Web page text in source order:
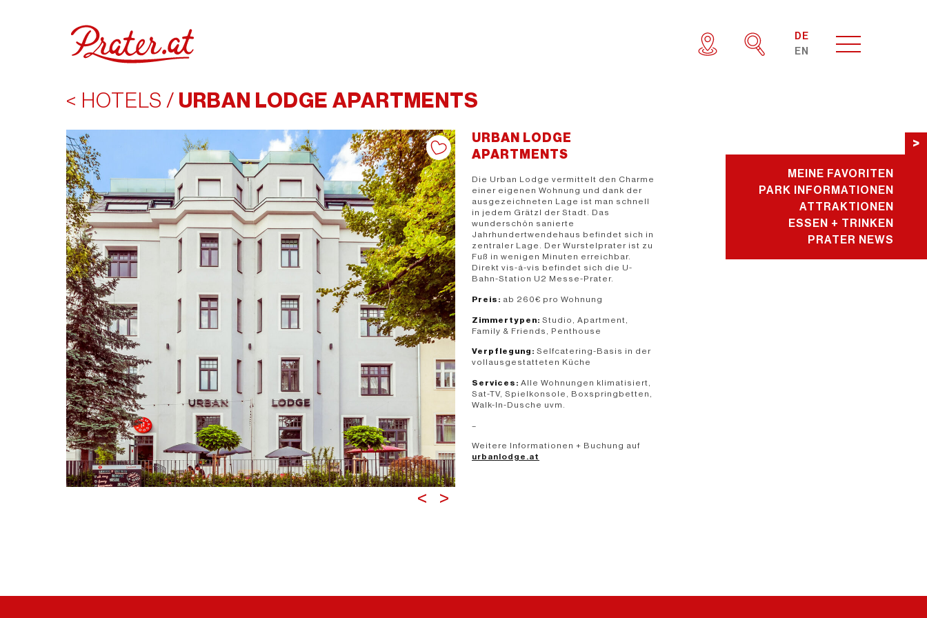
DE
EN
>
MEINE FAVORITEN
PARK INFORMATIONEN
ATTRAKTIONEN
ESSEN + TRINKEN
PRATER NEWS
< HOTELS / URBAN LODGE APARTMENTS
< >
URBAN LODGE
APARTMENTS
Die Urban Lodge vermittelt den Charme
einer eigenen Wohnung und dank der
ausgezeichneten Lage ist man schnell
in jedem Grätzl der Stadt. Das
wunderschön sanierte
Jahrhundertwendehaus befindet sich in
zentraler Lage. Der Wurstelprater ist zu
Fuß in wenigen Minuten erreichbar.
Direkt vis-á-vis befindet sich die U-
Bahn-Station U2 Messe-Prater.
Preis: ab 260€ pro Wohnung
Zimmertypen: Studio, Apartment,
Family & Friends, Penthouse
Verpflegung: Selfcatering-Basis in der
vollausgestatteten Küche
Services: Alle Wohnungen klimatisiert,
Sat-TV, Spielkonsole, Boxspringbetten,
Walk-In-Dusche uvm.
–
Weitere Informationen + Buchung auf
urbanlodge.at